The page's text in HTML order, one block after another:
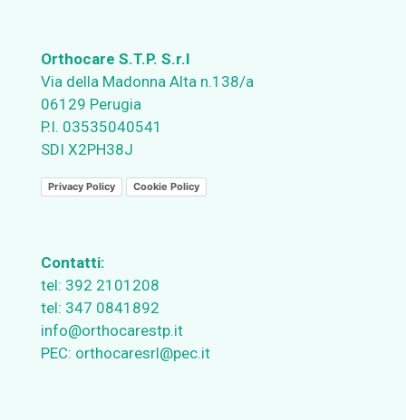
Orthocare S.T.P. S.r.l
Via della Madonna Alta n.138/a
06129 Perugia
P.I. 03535040541
SDI X2PH38J
Privacy Policy Cookie Policy
Contatti:
tel: 392 2101208
tel: 347 0841892
info@orthocarestp.it
PEC: orthocaresrl@pec.it